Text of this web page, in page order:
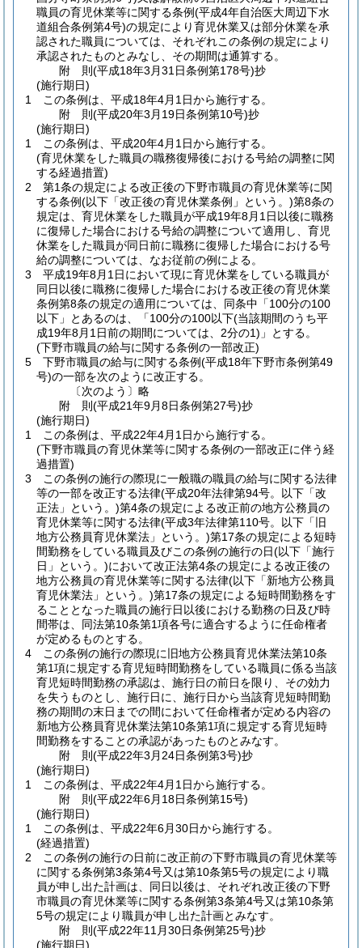
職員の育児休業等に関する条例(平成4年自治医大周辺下水
道組合条例第4号)の規定により育児休業又は部分休業を承
認された職員については、それぞれこの条例の規定により
承認されたものとみなし、その期間は通算する。
附 則(平成18年3月31日条例第178号)抄
(施行期日)
1
この条例は、平成18年4月1日から施行する。
附 則(平成20年3月19日条例第10号)抄
(施行期日)
1
この条例は、平成20年4月1日から施行する。
(育児休業をした職員の職務復帰後における号給の調整に関
する経過措置)
2
第1条の規定による改正後の下野市職員の育児休業等に関
する条例(以下「改正後の育児休業条例」という。)第8条の
規定は、育児休業をした職員が平成19年8月1日以後に職務
に復帰した場合における号給の調整について適用し、育児
休業をした職員が同日前に職務に復帰した場合における号
給の調整については、なお従前の例による。
3
平成19年8月1日において現に育児休業をしている職員が
同日以後に職務に復帰した場合における改正後の育児休業
条例第8条の規定の適用については、同条中「100分の100
以下」とあるのは、「100分の100以下(当該期間のうち平
成19年8月1日前の期間については、2分の1) 」とする。
(下野市職員の給与に関する条例の一部改正)
5
下野市職員の給与に関する条例(平成18年下野市条例第49
号)の一部を次のように改正する。
〔次のよう〕略
附 則(平成21年9月8日条例第27号)抄
(施行期日)
1
この条例は、平成22年4月1日から施行する。
(下野市職員の育児休業等に関する条例の一部改正に伴う経
過措置)
3
この条例の施行の際現に一般職の職員の給与に関する法律
等の一部を改正する法律(平成20年法律第94号。以下「改
正法」という。)第4条の規定による改正前の地方公務員の
育児休業等に関する法律(平成3年法律第110号。以下「旧
地方公務員育児休業法」という。)第17条の規定による短時
間勤務をしている職員及びこの条例の施行の日(以下「施行
日」という。)において改正法第4条の規定による改正後の
地方公務員の育児休業等に関する法律(以下「新地方公務員
育児休業法」という。)第17条の規定による短時間勤務をす
ることとなった職員の施行日以後における勤務の日及び時
間帯は、同法第10条第1項各号に適合するように任命権者
が定めるものとする。
4
この条例の施行の際現に旧地方公務員育児休業法第10条
第1項に規定する育児短時間勤務をしている職員に係る当該
育児短時間勤務の承認は、施行日の前日を限り、その効力
を失うものとし、施行日に、施行日から当該育児短時間勤
務の期間の末日までの間において任命権者が定める内容の
新地方公務員育児休業法第10条第1項に規定する育児短時
間勤務をすることの承認があったものとみなす。
附 則(平成22年3月24日条例第3号)抄
(施行期日)
1
この条例は、平成22年4月1日から施行する。
附 則(平成22年6月18日条例第15号)
(施行期日)
1
この条例は、平成22年6月30日から施行する。
(経過措置)
2
この条例の施行の日前に改正前の下野市職員の育児休業等
に関する条例第3条第4号又は第10条第5号の規定により職
員が申し出た計画は、同日以後は、それぞれ改正後の下野
市職員の育児休業等に関する条例第3条第4号又は第10条第
5号の規定により職員が申し出た計画とみなす。
附 則(平成22年11月30日条例第25号)抄
(施行期日)